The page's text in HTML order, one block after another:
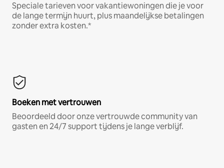
Speciale tarieven voor vakantiewoningen die je voor
de lange termijn huurt, plus maandelijkse betalingen
zonder extra kosten.*
Boeken met vertrouwen
Beoordeeld door onze vertrouwde community van
gasten en 24/7 support tijdens je lange verblijf.